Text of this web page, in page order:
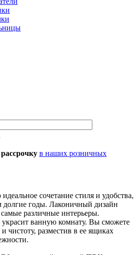
в наших розничных
сочетание стиля и удобства,
долгие годы. Лаконичный дизайн
различные интерьеры.
ванную комнату. Вы сможете
чистоту, разместив в ее ящиках